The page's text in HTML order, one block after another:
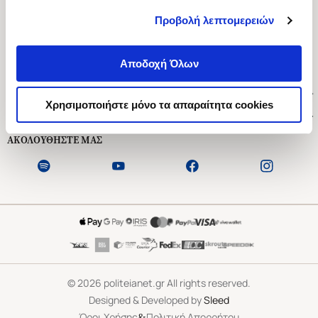
Προβολή λεπτομερειών
Αποδοχή Όλων
Χρησιμοποιήστε μόνο τα απαραίτητα cookies
Ασκληπιού 1-3, Αθήνα 106 79
Δευτέρα - Παρασκευή 09:00-21:00
Εξυπηρέτηση Πελατών
ΑΚΟΛΟΥΘΗΣΤΕ ΜΑΣ
©2026 politeianet.gr All rights reserved.
Designed & Developed bySleed